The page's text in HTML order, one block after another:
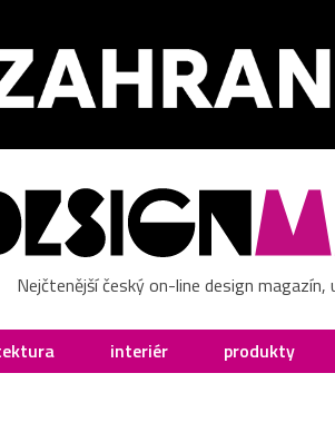
Nejčtenější český on-line design
interiér produkty